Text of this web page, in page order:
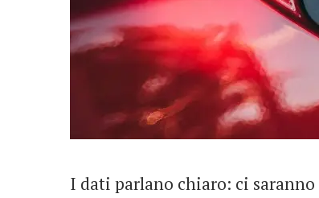
I dati parlano chiaro: ci saranno